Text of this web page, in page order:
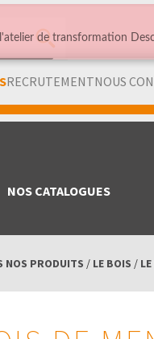
RECRUTEMENTNOUS
NOS CATALOGUES
NOS PRODUITS / LE BOIS /
de transformation